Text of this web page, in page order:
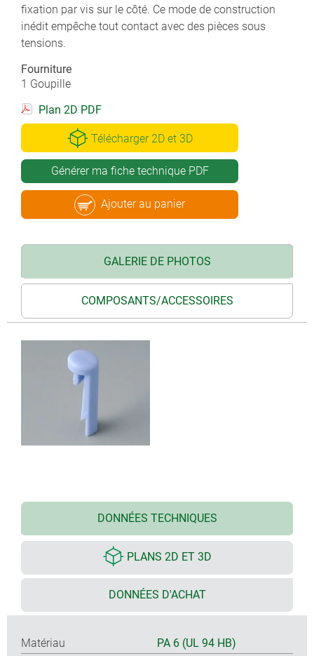
fixation par vis sur le côté. Ce mode de construction
inédit empêche tout contact avec des pièces sous
tensions.
Fourniture
1 Goupille
Plan 2D PDF
Télécharger 2D et 3D
Générer ma fiche technique PDF
Ajouter au panier
GALERIE DE PHOTOS
COMPOSANTS/ACCESSOIRES
DONNÉES TECHNIQUES
PLANS 2D ET 3D
DONNÉES D'ACHAT
Matériau
PA 6 (UL 94 HB)